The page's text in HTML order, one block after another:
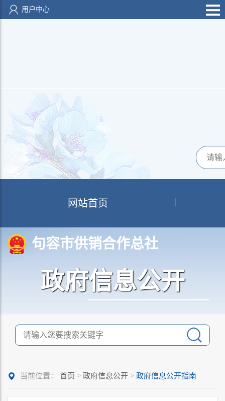
用户中心
网站首页
句容市供销合作总社
政府信息公开
当前位置： 首页 > 政府信息公开 > 政府信息公开指南